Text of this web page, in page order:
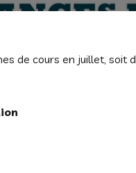
de cours en juillet, soit